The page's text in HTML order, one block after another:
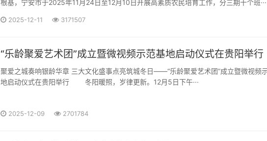
根基，宁安市于2025年11月24日至12月10日开展高素质农民培育工作，分三期十个班···
2025-12-11 3171507
“乐龄聚爱艺术团”成立暨微视频示范基地启动仪式在贵阳举行
聚爱之城奏响银龄华章 三大文化盛事点亮筑城冬日——“乐龄聚爱艺术团”成立暨微视频
地启动仪式在贵阳举行 冬阳暖照，岁律更新。12月5日下午···
2025-12-09 2701784